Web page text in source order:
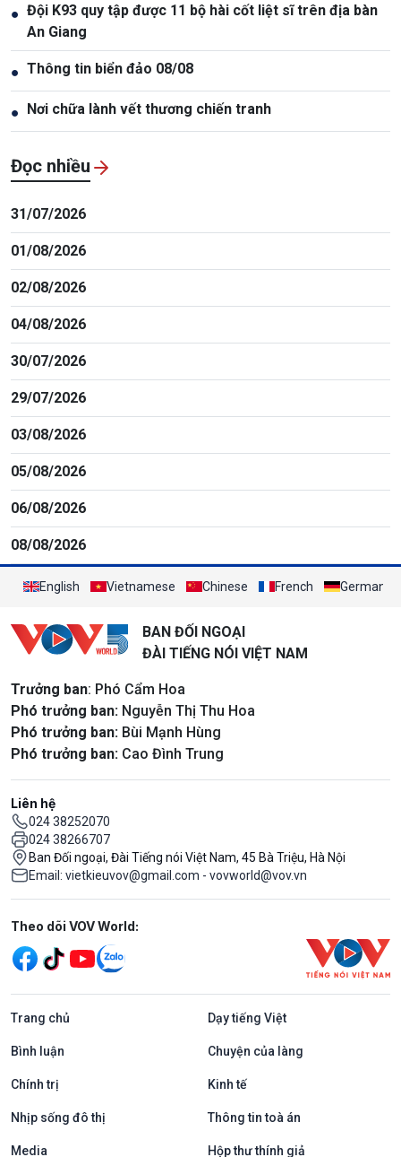
● Đội K93 quy tập được 11 bộ hài cốt liệt sĩ trên địa bàn
An Giang
● Thông tin biển đảo 08/08
● Nơi chữa lành vết thương chiến tranh
Đọc nhiều
31/07/2026
01/08/2026
02/08/2026
04/08/2026
30/07/2026
29/07/2026
03/08/2026
05/08/2026
06/08/2026
08/08/2026
English Vietnamese Chinese French German
BAN ĐỐI NGOẠI
ĐÀI TIẾNG NÓI VIỆT NAM
Trưởng ban: Phó Cẩm Hoa
Phó trưởng ban: Nguyễn Thị Thu Hoa
Phó trưởng ban: Bùi Mạnh Hùng
Phó trưởng ban: Cao Đình Trung
Liên hệ
024 38252070
024 38266707
Ban Đối ngoại, Đài Tiếng nói Việt Nam, 45 Bà Triệu, Hà Nội
Email: vietkieuvov@gmail.com - vovworld@vov.vn
Mạng xã hội
Theo dõi VOV World:
Trang chủ Dạy tiếng Việt
Bình luận Chuyện của làng
Chính trị Kinh tế
Nhịp sống đô thị Thông tin toà án
Media Hộp thư thính giả